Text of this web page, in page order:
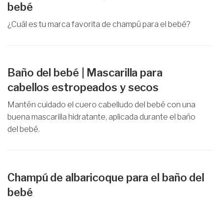
bebé
¿Cuál es tu marca favorita de champú para el bebé?
Baño del bebé | Mascarilla para
cabellos estropeados y secos
Mantén cuidado el cuero cabelludo del bebé con una
buena mascarilla hidratante, aplicada durante el baño
del bebé.
Champú de albaricoque para el baño del
bebé